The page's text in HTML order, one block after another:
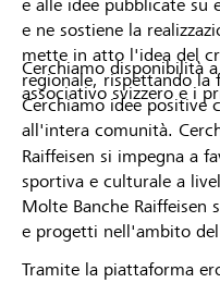
e alle idee pubblicate su
e ne sostiene la
mette in atto l'idea del
regionale, rispettando la
Cerchiamo idee positive
all'intera comunità.
Cerchiamo disponibilità
associativo svizzero e i
Raiffeisen si impegna a
sportiva e culturale a
Molte Banche Raiffeisen
e progetti nell'ambito
Tramite la piattaforma